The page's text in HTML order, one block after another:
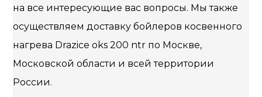
на все интересующие вас вопросы. Мы также
осуществляем доставку бойлеров косвенного
нагрева Drazice oks 200 ntr по Москве,
Московской области и всей территории
России.